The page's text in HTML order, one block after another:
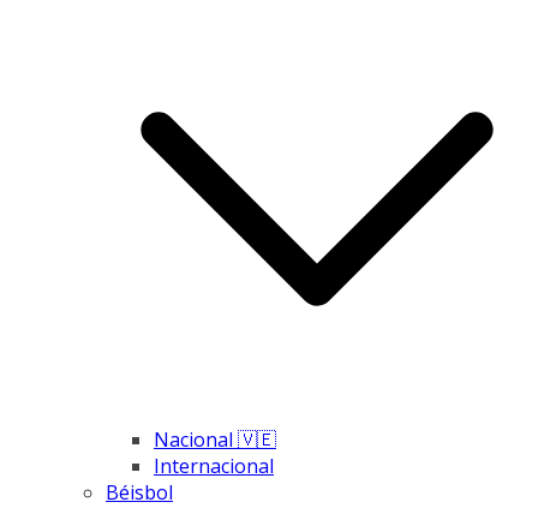
Nacional 🇻🇪
Internacional
Béisbol